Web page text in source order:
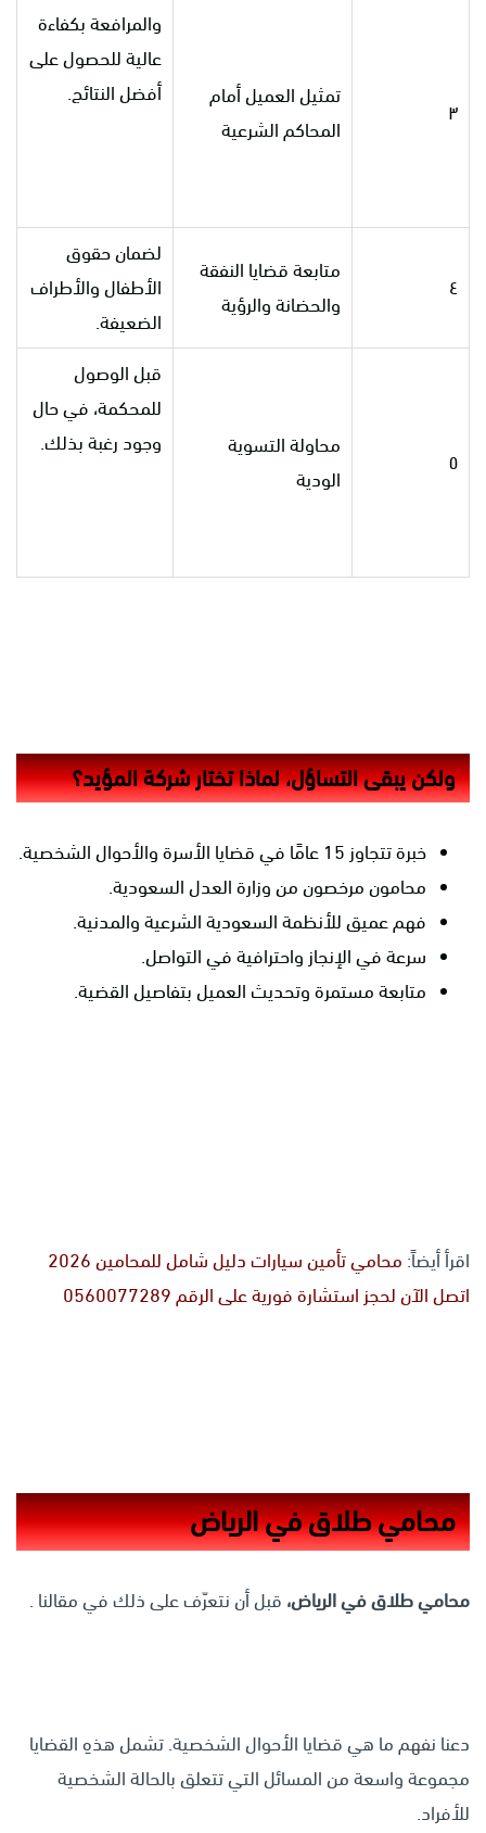
٣
تمثيل العميل أمام
المحاكم الشرعية
والمرافعة بكفاءة
عالية للحصول على
أفضل النتائج.
٤
متابعة قضايا النفقة
والحضانة والرؤية
لضمان حقوق
الأطفال والأطراف
الضعيفة.
٥
محاولة التسوية
الودية
قبل الوصول
للمحكمة، في حال
وجود رغبة بذلك.
ولكن يبقى التساؤل، لماذا تختار شركة المؤيد؟
خبرة تتجاوز 15 عامًا في قضايا الأسرة والأحوال الشخصية.
محامون مرخصون من وزارة العدل السعودية.
فهم عميق للأنظمة السعودية الشرعية والمدنية.
سرعة في الإنجاز واحترافية في التواصل.
متابعة مستمرة وتحديث العميل بتفاصيل القضية.
اقرأ أيضاً:
محامي تأمين سيارات دليل شامل للمحامين 2026
اتصل الآن لحجز استشارة فورية على الرقم 0560077289
محامي طلاق في الرياض
محامي طلاق في الرياض، قبل أن نتعرّف على ذلك في مقالنا .
دعنا نفهم ما هي قضايا الأحوال الشخصية. تشمل هذهِ القضايا
مجموعة واسعة من المسائل التي تتعلق بالحالة الشخصية
للأفراد.